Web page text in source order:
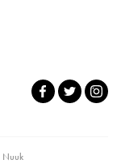
Nuuk